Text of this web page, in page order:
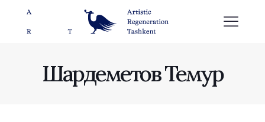
Шардеметов Темур